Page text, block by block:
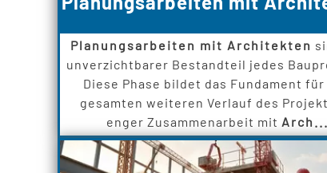
Planungsarbeiten mit Architekten
unverzichtbarer Bestandteil jedes
Diese Phase bildet das Fundament für
gesamten weiteren Verlauf des
enger Zusammenarbeit mit Arch...